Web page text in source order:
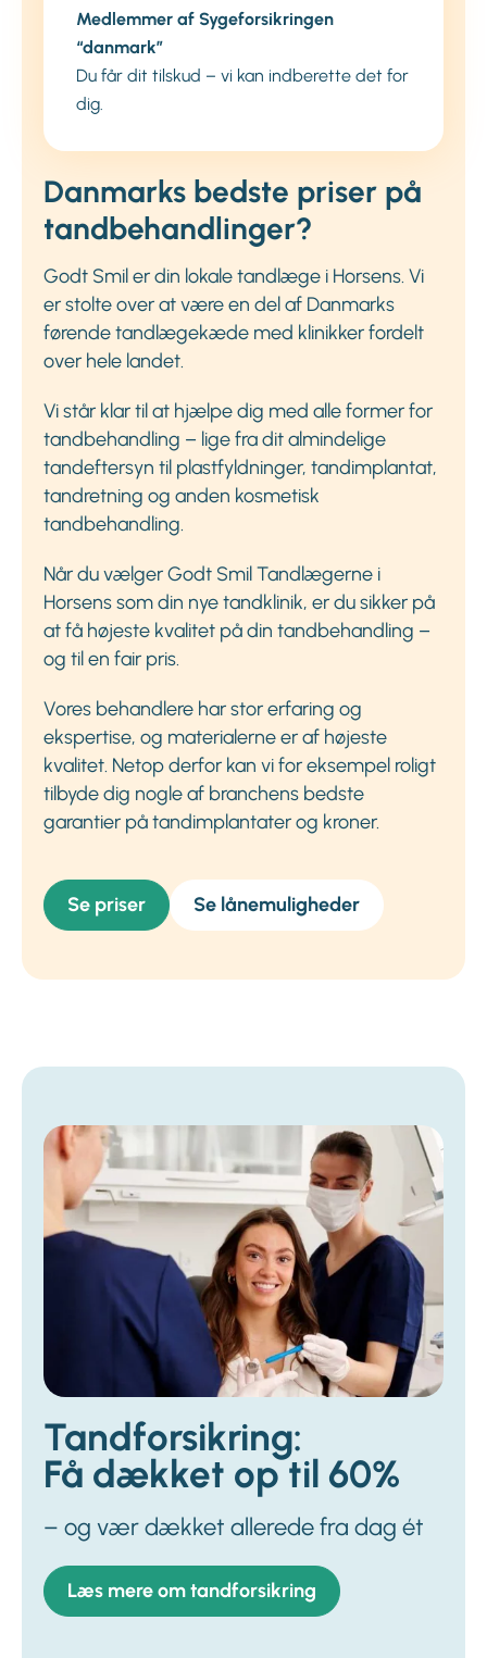
Medlemmer af Sygeforsikringen
“danmark”
Du får dit tilskud – vi kan indberette det for
dig.
Danmarks bedste priser på
tandbehandlinger?
Godt Smil er din lokale tandlæge i Horsens. Vi
er stolte over at være en del af Danmarks
førende tandlægekæde med klinikker fordelt
over hele landet.
Vi står klar til at hjælpe dig med alle former for
tandbehandling – lige fra dit almindelige
tandeftersyn til plastfyldninger, tandimplantat,
tandretning og anden kosmetisk
tandbehandling.
Når du vælger Godt Smil Tandlægerne i
Horsens som din nye tandklinik, er du sikker på
at få højeste kvalitet på din tandbehandling –
og til en fair pris.
Vores behandlere har stor erfaring og
ekspertise, og materialerne er af højeste
kvalitet. Netop derfor kan vi for eksempel roligt
tilbyde dig nogle af branchens bedste
garantier på tandimplantater og kroner.
Se priser Se lånemuligheder
Tandforsikring:
Få dækket op til 60%
– og vær dækket allerede fra dag ét
Læs mere om tandforsikring